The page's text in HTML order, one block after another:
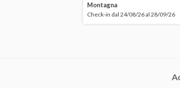
Montagna
Check-in dal 24/08/26 al 28/09/26